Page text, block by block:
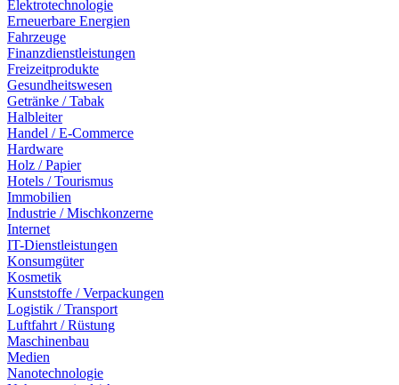
Elektrotechnologie
Erneuerbare Energien
Fahrzeuge
Finanzdienstleistungen
Freizeitprodukte
Gesundheitswesen
Getränke / Tabak
Halbleiter
Handel / E-Commerce
Hardware
Holz / Papier
Hotels / Tourismus
Immobilien
Industrie / Mischkonzerne
Internet
IT-Dienstleistungen
Konsumgüter
Kosmetik
Kunststoffe / Verpackungen
Logistik / Transport
Luftfahrt / Rüstung
Maschinenbau
Medien
Nanotechnologie